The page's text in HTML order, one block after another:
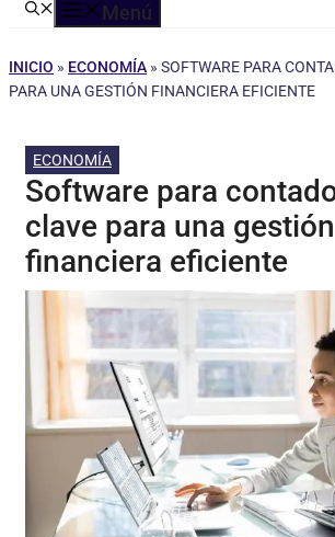
Menú
INICIO » ECONOMÍA » SOFTWARE PARA
PARA UNA GESTIÓN FINANCIERA EFICIENTE
ECONOMÍA
Software para
clave para una gestión
financiera eficiente